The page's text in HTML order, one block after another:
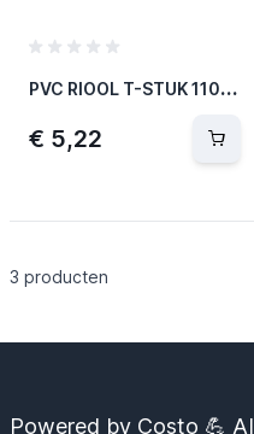
P
VC RIOOL T-STUK 110MM 45°
€ 5,22
3 producten
Powered by Costo 💪 AI